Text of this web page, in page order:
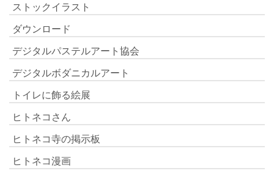
ストックイラスト
ダウンロード
デジタルパステルアート協会
デジタルボダニカルアート
トイレに飾る絵展
ヒトネコさん
ヒトネコ寺の掲示板
ヒトネコ漫画